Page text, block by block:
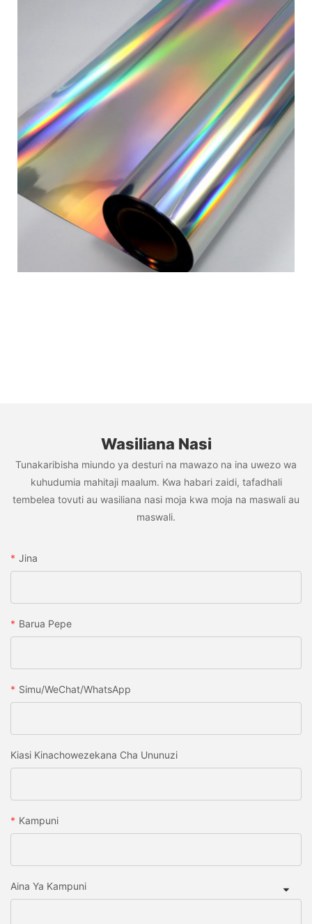
Wasiliana Nasi
Tunakaribisha miundo ya desturi na mawazo na ina uwezo wa
kuhudumia mahitaji maalum. Kwa habari zaidi, tafadhali
tembelea tovuti au wasiliana nasi moja kwa moja na maswali au
maswali.
Jina
Barua Pepe
Simu/WeChat/WhatsApp
Kiasi Kinachowezekana Cha Ununuzi
Kampuni
Aina Ya Kampuni